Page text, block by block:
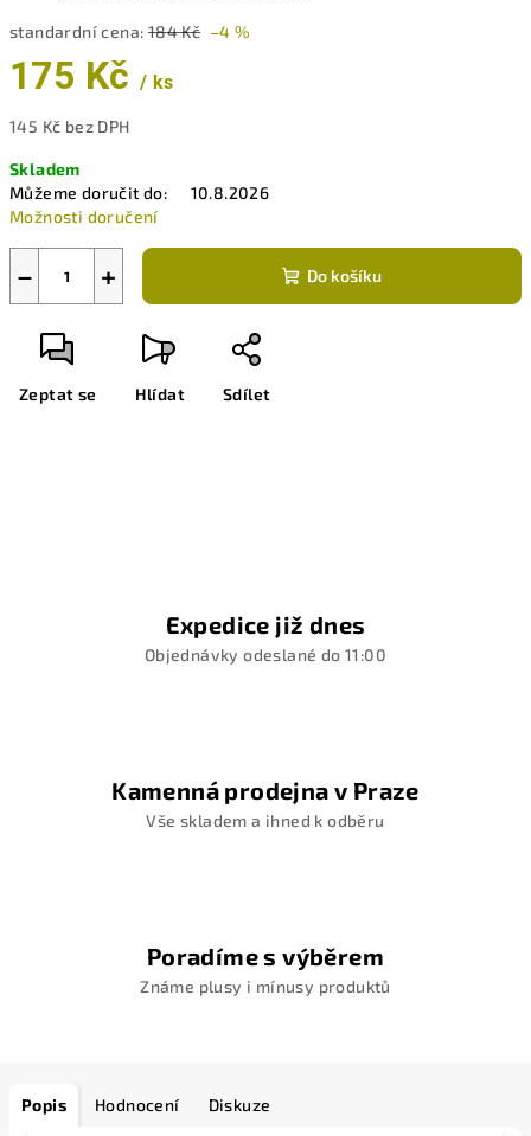
standardní cena: 184 Kč –4 %
175 Kč / ks
145 Kč bez DPH
cena:
Skladem
Můžeme doručit do:
10.8.2026
Možnosti doručení
+
− Do košíku
Zeptat se Hlídat Sdílet
Expedice již dnes
Objednávky odeslané do 11:00
Kamenná prodejna v Praze
Vše skladem a ihned k odběru
Poradíme s výběrem
Známe plusy i mínusy produktů
Popis Hodnocení Diskuze